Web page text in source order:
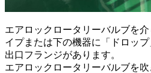
エアロックロータリーバルブを
イプまたは下の機器に「ドロッ
出口フランジがあります。
エアロックロータリーバルブを吹